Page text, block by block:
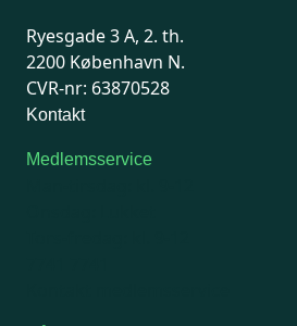
Ryesgade 3 A, 2. th.
2200 København N.
CVR-nr: 63870528
Kontakt
Medlemsservice